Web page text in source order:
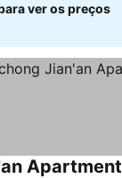
ver os preços
Apartment